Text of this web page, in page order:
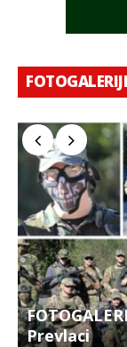
Prevlaci